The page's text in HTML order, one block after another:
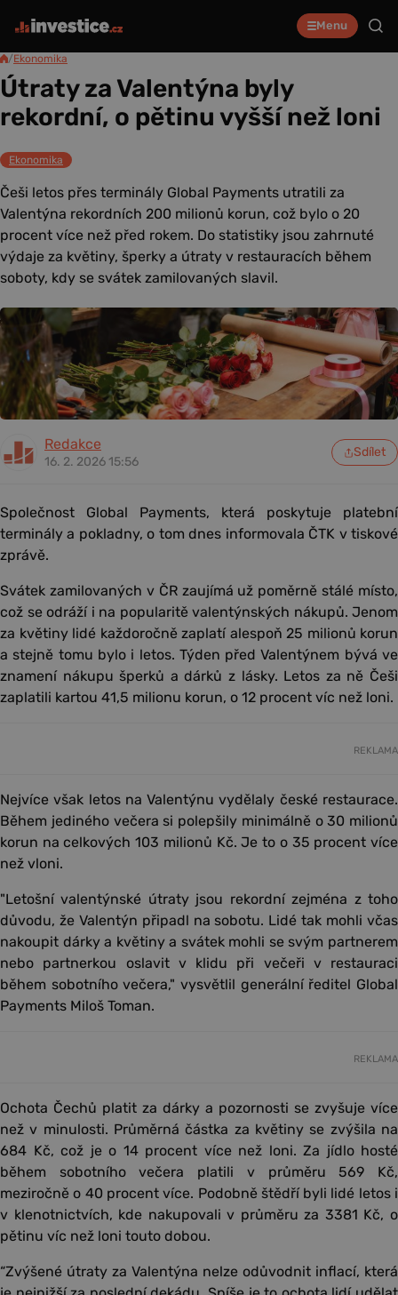
Menu
/Ekonomika
Útraty za Valentýna byly
rekordní, o pětinu vyšší než loni
Ekonomika
Češi letos přes terminály Global Payments utratili za
Valentýna rekordních 200 milionů korun, což bylo o 20
procent více než před rokem. Do statistiky jsou zahrnuté
výdaje za květiny, šperky a útraty v restauracích během
soboty, kdy se svátek zamilovaných slavil.
Redakce
16. 2. 2026 15:56
Sdílet
Společnost Global Payments, která poskytuje platební
terminály a pokladny, o tom dnes informovala ČTK v tiskové
zprávě.
Svátek zamilovaných v ČR zaujímá už poměrně stálé místo,
což se odráží i na popularitě valentýnských nákupů. Jenom
za květiny lidé každoročně zaplatí alespoň 25 milionů korun
a stejně tomu bylo i letos. Týden před Valentýnem bývá ve
znamení nákupu šperků a dárků z lásky. Letos za ně Češi
zaplatili kartou 41,5 milionu korun, o 12 procent víc než loni.
REKLAMA
Nejvíce však letos na Valentýnu vydělaly české restaurace.
Během jediného večera si polepšily minimálně o 30 milionů
korun na celkových 103 milionů Kč. Je to o 35 procent více
než vloni.
"Letošní valentýnské útraty jsou rekordní zejména z toho
důvodu, že Valentýn připadl na sobotu. Lidé tak mohli včas
nakoupit dárky a květiny a svátek mohli se svým partnerem
nebo partnerkou oslavit v klidu při večeři v restauraci
během sobotního večera," vysvětlil generální ředitel Global
Payments Miloš Toman.
REKLAMA
Ochota Čechů platit za dárky a pozornosti se zvyšuje více
než v minulosti. Průměrná částka za květiny se zvýšila na
684 Kč, což je o 14 procent více než loni. Za jídlo hosté
během sobotního večera platili v průměru 569 Kč,
meziročně o 40 procent více. Podobně štědří byli lidé letos i
v klenotnictvích, kde nakupovali v průměru za 3381 Kč, o
pětinu víc než loni touto dobou.
“Zvýšené útraty za Valentýna nelze odůvodnit inflací, která